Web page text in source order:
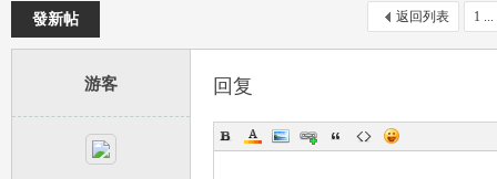
1 ...
返回列表
發新帖
游客 回复